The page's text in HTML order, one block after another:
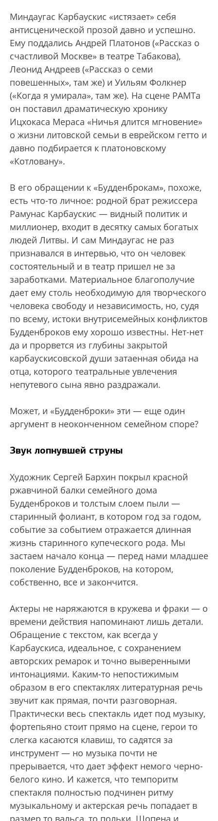
Миндаугас Карбаускис «истязает» себя
антисценической прозой давно и успешно.
Ему поддались Андрей Платонов («Рассказ о
счастливой Москве» в театре Табакова),
Леонид Андреев («Рассказ о семи
повешенных», там же) и Уильям Фолкнер
(«Когда я умирала», там же). На сцене РАМТа
он поставил драматическую хронику
Ицхокаса Мераса «Ничья длится мгновение»
о жизни литовской семьи в еврейском гетто и
давно подбирается к платоновскому
«Котловану».
В его обращении к «Будденброкам», похоже,
есть что-то личное: родной брат режиссера
Рамунас Карбаускис — видный политик и
миллионер, входит в десятку самых богатых
людей Литвы. И сам Миндаугас не раз
признавался в интервью, что он человек
состоятельный и в театр пришел не за
заработками. Материальное благополучие
дает ему столь необходимую для творческого
человека свободу и независимость, но, судя
по всему, истоки внутрисемейных конфликтов
Будденброков ему хорошо известны. Нет-нет
да и прорвется из глубины закрытой
карбаускисовской души затаенная обида на
отца, которого театральные увлечения
непутевого сына явно раздражали.
Может, и «Будденброки» эти — еще один
аргумент в неоконченном семейном споре?
Звук лопнувшей струны
Художник Сергей Бархин покрыл красной
ржавчиной балки семейного дома
Будденброков и толстым слоем пыли —
старинный фолиант, в котором год за годом,
событие за событием отражается длинная
жизнь старинного купеческого рода. Мы
застаем начало конца — перед нами младшее
поколение Будденброков, на котором,
собственно, все и закончится.
Актеры не наряжаются в кружева и фраки — о
времени действия напоминают лишь детали.
Обращение с текстом, как всегда у
Карбаускиса, идеальное, с сохранением
авторских ремарок и точно выверенными
интонациями. Каким-то непостижимым
образом в его спектаклях литературная речь
звучит как прямая, почти разговорная.
Практически весь спектакль идет под музыку,
фортепьяно стоит прямо на сцене, герои то
слегка касаются клавиш, то садятся за
инструмент — но музыка почти не
прерывается, что дает эффект немого черно-
белого кино. И кажется, что темпоритм
спектакля полностью подчинен ритму
музыкальному и актерская речь попадает в